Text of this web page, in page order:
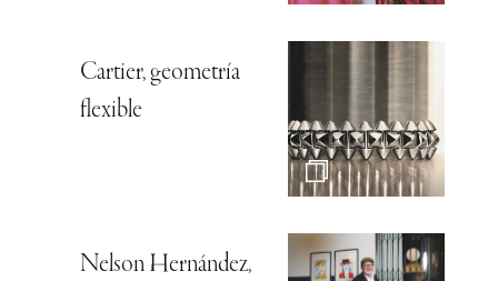
Cartier, geometría
flexible
Nelson Hernández,